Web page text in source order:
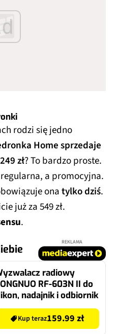
rodzi się jedno
Home sprzedaje
zł? To bardzo proste.
a promocyjna.
onatylko dziś.
już za 549 zł.
.
REKLAMA
radiowy
RF-603N II do
nadajnik i odbiornik
Kup teraz159.99 zł